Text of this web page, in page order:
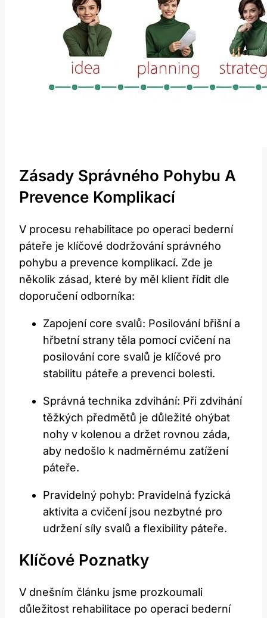
Zásady Správného Pohybu A
Prevence Komplikací
V procesu rehabilitace po operaci bederní
páteře je klíčové dodržování správného
pohybu a prevence komplikací. Zde je
několik zásad, které by měl klient řídit dle
doporučení odborníka:
Zapojení core svalů: Posilování břišní a
hřbetní strany těla pomocí cvičení na
posilování core svalů je klíčové pro
stabilitu páteře a prevenci bolesti.
Správná technika zdvihání: Při zdvihání
těžkých předmětů je důležité ohýbat
nohy v kolenou a držet rovnou záda,
aby nedošlo k nadměrnému zatížení
páteře.
Pravidelný pohyb: Pravidelná fyzická
aktivita a cvičení jsou nezbytné pro
udržení síly svalů a flexibility páteře.
Klíčové Poznatky
V dnešním článku jsme prozkoumali
důležitost rehabilitace po operaci bederní